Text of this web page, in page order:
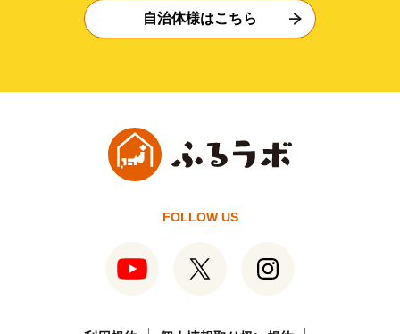
自治体様はこちら
FOLLOW US